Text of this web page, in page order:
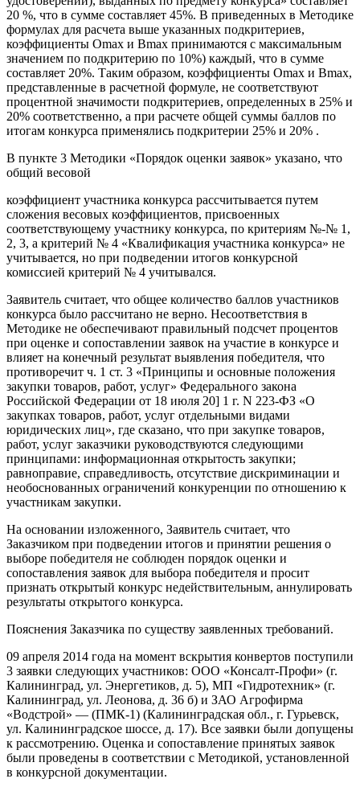
20 %, что в сумме составляет 45%. В приведенных в Методике
формулах для расчета выше указанных подкритериев,
коэффициенты Оmах и Вmах принимаются с максимальным
значением по подкритерию по 10%) каждый, что в сумме
составляет 20%. Таким образом, коэффициенты Оmах и Вmах,
представленные в расчетной формуле, не соответствуют
процентной значимости подкритериев, определенных в 25% и
20% соответственно, а при расчете общей суммы баллов по
итогам конкурса применялись подкритерии 25% и 20% .
В пункте 3 Методики «Порядок оценки заявок» указано, что
общий весовой
коэффициент участника конкурса рассчитывается путем
сложения весовых коэффициентов, присвоенных
соответствующему участнику конкурса, по критериям №-№ 1,
2, 3, а критерий № 4 «Квалификация участника конкурса» не
учитывается, но при подведении итогов конкурсной
комиссией критерий № 4 учитывался.
Заявитель считает, что общее количество баллов участников
конкурса было рассчитано не верно. Несоответствия в
Методике не обеспечивают правильный подсчет процентов
при оценке и сопоставлении заявок на участие в конкурсе и
влияет на конечный результат выявления победителя, что
противоречит ч. 1 ст. 3 «Принципы и основные положения
закупки товаров, работ, услуг» Федерального закона
Российской Федерации от 18 июля 20] 1 г. N 223-ФЗ «О
закупках товаров, работ, услуг отдельными видами
юридических лиц», где сказано, что при закупке товаров,
работ, услуг заказчики руководствуются следующими
принципами: информационная открытость закупки;
равноправие, справедливость, отсутствие дискриминации и
необоснованных ограничений конкуренции по отношению к
участникам закупки.
На основании изложенного, Заявитель считает, что
Заказчиком при подведении итогов и принятии решения о
выборе победителя не соблюден порядок оценки и
сопоставления заявок для выбора победителя и просит
признать открытый конкурс недействительным, аннулировать
результаты открытого конкурса.
Пояснения Заказчика по существу заявленных требований.
09 апреля 2014 года на момент вскрытия конвертов поступили
3 заявки следующих участников: ООО «Консалт-Профи» (г.
Калининград, ул. Энергетиков, д. 5), МП «Гидротехник» (г.
Калининград, ул. Леонова, д. 36 б) и ЗАО Агрофирма
«Водстрой» — (ПМК-1) (Калининградская обл., г. Гурьевск,
ул. Калининградское шоссе, д. 17). Все заявки были допущены
к рассмотрению. Оценка и сопоставление принятых заявок
были проведены в соответствии с Методикой, установленной
в конкурсной документации.